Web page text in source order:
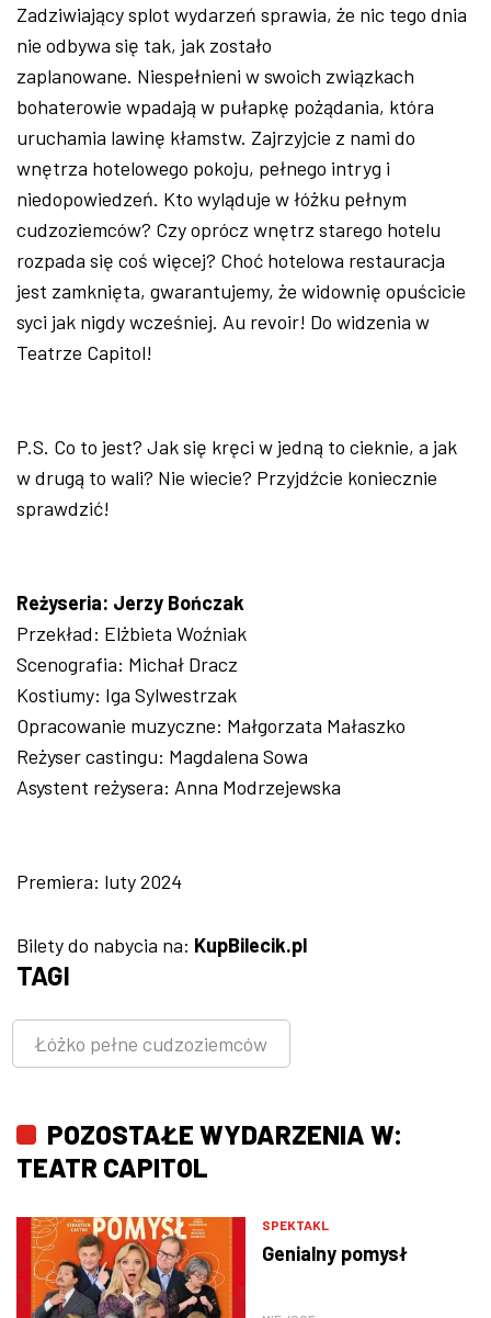
Zadziwiający splot wydarzeń sprawia, że nic tego dnia
nie odbywa się tak, jak zostało
zaplanowane. Niespełnieni w swoich związkach
bohaterowie wpadają w pułapkę pożądania, która
uruchamia lawinę kłamstw. Zajrzyjcie z nami do
wnętrza hotelowego pokoju, pełnego intryg i
niedopowiedzeń. Kto wyląduje w łóżku pełnym
cudzoziemców? Czy oprócz wnętrz starego hotelu
rozpada się coś więcej? Choć hotelowa restauracja
jest zamknięta, gwarantujemy, że widownię opuścicie
syci jak nigdy wcześniej. Au revoir! Do widzenia w
Teatrze Capitol!
P.S. Co to jest? Jak się kręci w jedną to cieknie, a jak
w drugą to wali? Nie wiecie? Przyjdźcie koniecznie
sprawdzić!
Reżyseria: Jerzy Bończak
Przekład: Elżbieta Woźniak
Scenografia: Michał Dracz
Kostiumy: Iga Sylwestrzak
Opracowanie muzyczne: Małgorzata Małaszko
Reżyser castingu: Magdalena Sowa
Asystent reżysera: Anna Modrzejewska
Premiera: luty 2024
Bilety do nabycia na: KupBilecik.pl
TAGI
Łóżko pełne cudzoziemców
POZOSTAŁE WYDARZENIA W:
TEATR CAPITOL
SPEKTAKL
Genialny pomysł